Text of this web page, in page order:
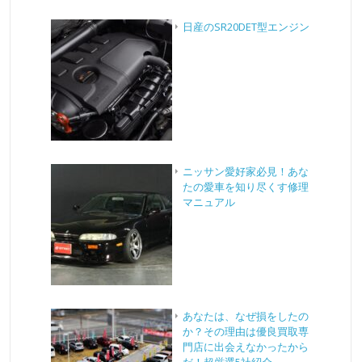
日産のSR20DET型エンジン
ニッサン愛好家必見！あな
たの愛車を知り尽くす修理
マニュアル
あなたは、なぜ損をしたの
か？その理由は優良買取専
門店に出会えなかったから